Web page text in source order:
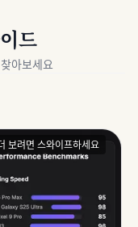
드
아보세요
보려면 스와이프하세요